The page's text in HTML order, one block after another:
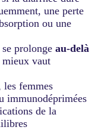
une perte
ou une
prolonge au-delà
mieux vaut
les femmes
immunodéprimées
de la